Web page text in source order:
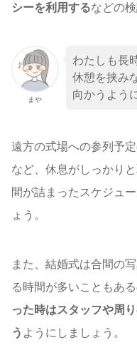
シーを利用するなどの
まや
わたしも長
休憩を挟み
向かうよう
遠方の式場への参列予定
など、休息がしっかり
間が詰まったスケジュ
ょう。
また、結婚式は合間の
る時間が多いこともあ
った時はスタッフや周
う ようにしましょう。